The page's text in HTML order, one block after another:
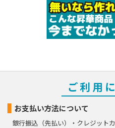
ご利用
お支払い方法について
銀行振込（先払い）・クレジット